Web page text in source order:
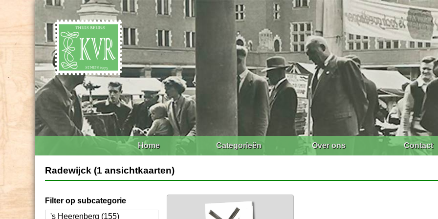
Home Categorieën Over ons Contact
Radewijck (1 ansichtkaarten)
Filter op subcategorie
's Heerenberg (155)